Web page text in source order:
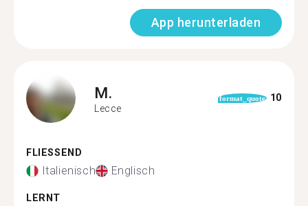
App herunterladen
M.
Lecce
format_quote 10
FLIESSEND
Italienisch Englisch
LERNT